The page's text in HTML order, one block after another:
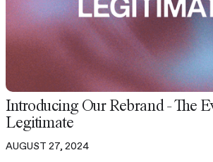
Introducing Our Rebrand - The
Legitimate
AUGUST 27, 2024